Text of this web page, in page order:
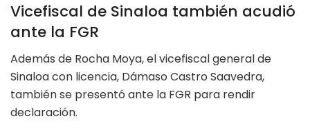
Vicefiscal de Sinaloa también acudió
ante la FGR
Además de Rocha Moya, el vicefiscal general de
Sinaloa con licencia, Dámaso Castro Saavedra,
también se presentó ante la FGR para rendir
declaración.